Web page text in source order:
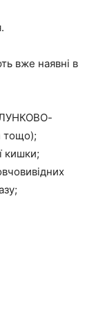
вже наявні в
тощо);
кишки;